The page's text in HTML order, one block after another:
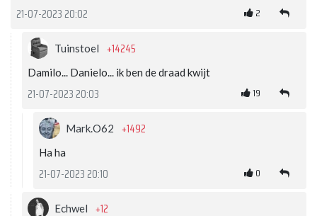
21-07-2023 20:02 2
Tuinstoel +14245
Damilo... Danielo... ik ben de draad kwijt
21-07-2023 20:03 19
Mark.O62 +1492
Ha ha
21-07-2023 20:10 0
Echwel +12